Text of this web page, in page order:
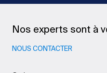
Nos experts sont à
NOUS CONTACTER